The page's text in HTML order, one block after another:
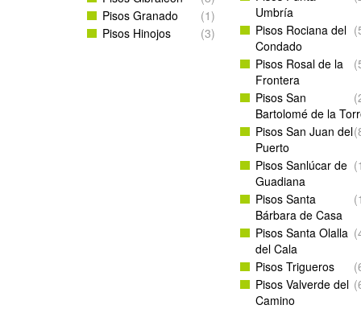
(1)
Pisos Granado
(3)
Pisos Hinojos
Umbría
Pisos Rociana del
Condado
Pisos Rosal de la
Frontera
Pisos San
Bartolomé de la
Pisos San Juan del
Puerto
Pisos Sanlúcar de
Guadiana
Pisos Santa
Bárbara de Casa
Pisos Santa Olalla
del Cala
Pisos Trigueros
Pisos Valverde del
Camino